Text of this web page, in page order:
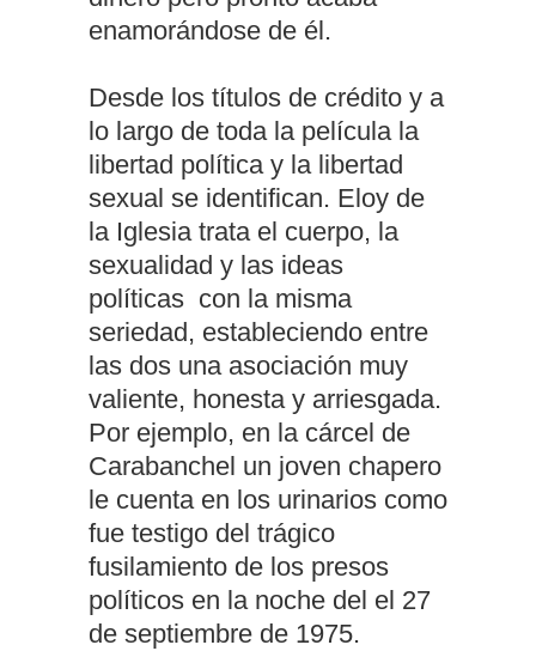
enamorándose de él.
Desde los títulos de crédito y a
lo largo de toda la película la
libertad política y la libertad
sexual se identifican. Eloy de
la Iglesia trata el cuerpo, la
sexualidad y las ideas
políticas con la misma
seriedad, estableciendo entre
las dos una asociación muy
valiente, honesta y arriesgada.
Por ejemplo, en la cárcel de
Carabanchel un joven chapero
le cuenta en los urinarios como
fue testigo del trágico
fusilamiento de los presos
políticos en la noche del el 27
de septiembre de 1975.